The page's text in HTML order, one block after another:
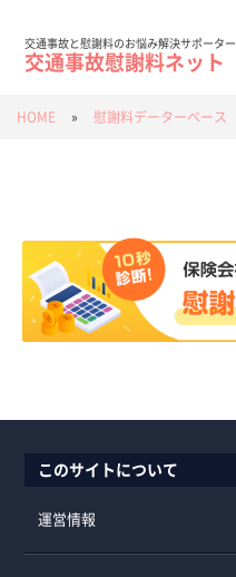
交通事故と慰謝料のお悩み解決サポーター
交通事故慰謝料ネット
HOME » 慰謝料データーベース
このサイトについて
運営情報